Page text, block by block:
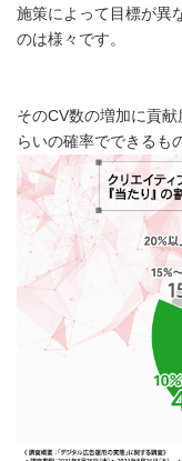
施策によって目標が異
のは様々です。
そのCV数の増加に貢
らいの確率でできるも